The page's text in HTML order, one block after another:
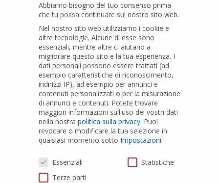
16015 Casella (GE) – Italy
01079200299
PRODOTTI
Tubi PVC
Raccordi PVC
Tubi e Raccordi in PVC-A
Pozzi Artesiani
Abbiamo bisogno del tuo consenso prima
che tu possa continuare sul nostro sito web.
Nel nostro sito web utilizziamo i cookie e
altre tecnologie. Alcune di esse sono
essenziali, mentre altre ci aiutano a
migliorare questo sito e la tua esperienza. I
dati personali possono essere trattati (ad
esempio caratteristiche di riconoscimento,
indirizzi IP), ad esempio per annunci e
contenuti personalizzati o per la misurazione
di annunci e contenuti. Potete trovare
maggiori informazioni sull'uso dei vostri dati
nella nostra politica sulla privacy. Puoi
revocare o modificare la tua selezione in
qualsiasi momento sotto Impostazioni.
Preferenze Privacy
Essenziali
Statistiche
Terze parti